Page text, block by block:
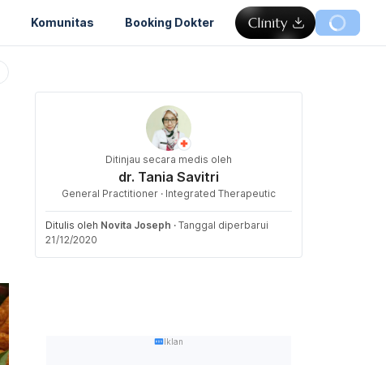
Komunitas Booking Dokter
Ditinjau secara medis oleh
dr. Tania Savitri
General Practitioner · Integrated Therapeutic
Ditulis oleh Novita Joseph · Tanggal diperbarui
21/12/2020
Iklan